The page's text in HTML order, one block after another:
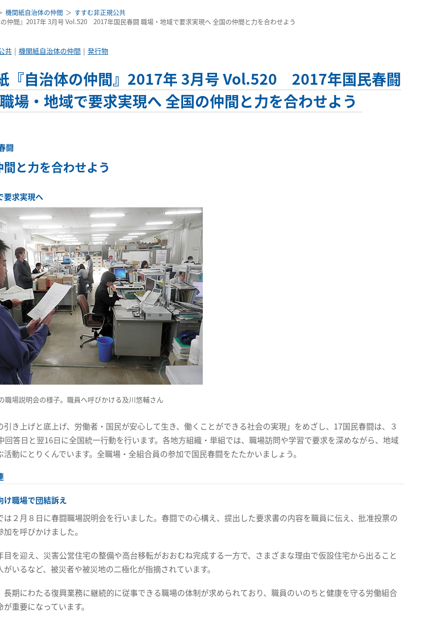
機関紙自治体の仲間
すすむ非正規公共
仲間』2017年 3月号 Vol.520 2017年国民春闘 職場・地域で要求実現へ 全国の仲間と力を合わせよう
共
機関紙自治体の仲間 発行物
『自治体の仲間』2017年 3月号 Vol.520 2017年国民春闘
職場・地域で要求実現へ 全国の仲間と力を合わせよう
闘
と力を合わせよう
要求実現へ
場説明会の様子。職員へ呼びかける及川悠輔さん
引き上げと底上げ、労働者・国民が安心して生き、働くことができる社会の実現」をめざし、17国民春闘は、３
回答日と翌16日に全国統一行動を行います。各地方組織・単組では、職場訪問や学習で要求を深めながら、地域
活動にとりくんでいます。全職場・全組合員の参加で国民春闘をたたかいましょう。
け職場で団結訴え
は２月８日に春闘職場説明会を行いました。春闘での心構え、提出した要求書の内容を職員に伝え、批准投票の
を呼びかけました。
目を迎え、災害公営住宅の整備や高台移転がおおむね完成する一方で、さまざまな理由で仮設住宅から出ること
がいるなど、被災者や被災地の二極化が指摘されています。
長期にわたる復興業務に継続的に従事できる職場の体制が求められており、職員のいのちと健康を守る労働組合
重要になっています。